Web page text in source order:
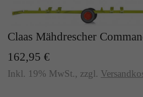
Claas Mähdrescher
162,95 €
Inkl. 19% MwSt., zzgl.